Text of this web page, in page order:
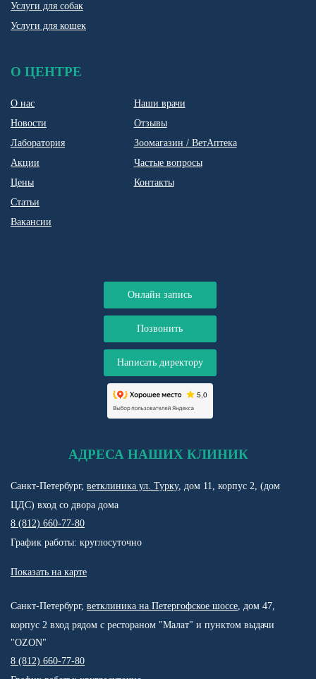
Услуги для собак
Услуги для кошек
О ЦЕНТРЕ
О нас
Новости
Лаборатория
Акции
Цены
Статьи
Вакансии
Наши врачи
Отзывы
Зоомагазин / ВетАптека
Частые вопросы
Контакты
Онлайн запись
Позвонить
Написать директору
АДРЕСА НАШИХ КЛИНИК
Санкт-Петербург, ветклиника ул. Турку, дом 11, корпус 2, (дом
ЦДС) вход со двора дома
8 (812) 660-77-80
График работы: круглосуточно
Показать на карте
Санкт-Петербург, ветклиника на Петергофское шоссе, дом 47,
корпус 2 вход рядом с рестораном "Малат" и пунктом выдачи
"OZON"
8 (812) 660-77-80